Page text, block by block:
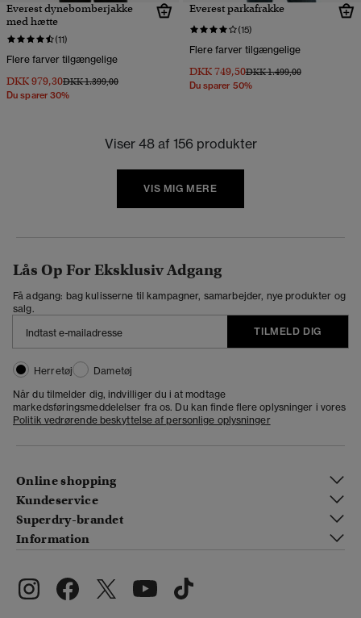
Everest dynebomberjakke
med hætte
(11)
Flere farver tilgængelige
DKK 979,30Pris nedsat fra
DKK 1.399,00til
Du sparer 30%
Everest parkafrakke
(15)
Flere farver tilgængelige
DKK 749,50Pris nedsat fra
DKK 1.499,00til
Du sparer 50%
Viser 48 af 156 produkter
VIS MIG MERE
Lås Op For Eksklusiv Adgang
Få adgang: bag kulisserne til kampagner, samarbejder, nye produkter og
salg.
TILMELD DIG
Herretøj
Dametøj
Når du tilmelder dig, indvilliger du i at modtage
markedsføringsmeddelelser fra os. Du kan finde flere oplysninger i vores
Politik vedrørende beskyttelse af personlige oplysninger
Online shopping
Kundeservice
Superdry-brandet
Information